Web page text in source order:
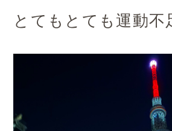
とてもとても運動不